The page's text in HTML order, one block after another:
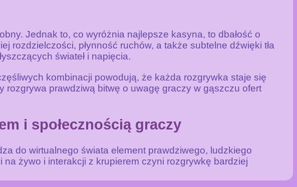
Jednak to, co wyróżnia najlepsze kasyna, to dbałość o
rozdzielczości, płynność ruchów, a także subtelne dźwięki tła
świateł i napięcia.
kombinacji powodują, że każda rozgrywka staje się
rozgrywa prawdziwą bitwę o uwagę graczy w gąszczu ofert
i społecznością graczy
do wirtualnego świata element prawdziwego, ludzkiego
żywo i interakcji z krupierem czyni rozgrywkę bardziej